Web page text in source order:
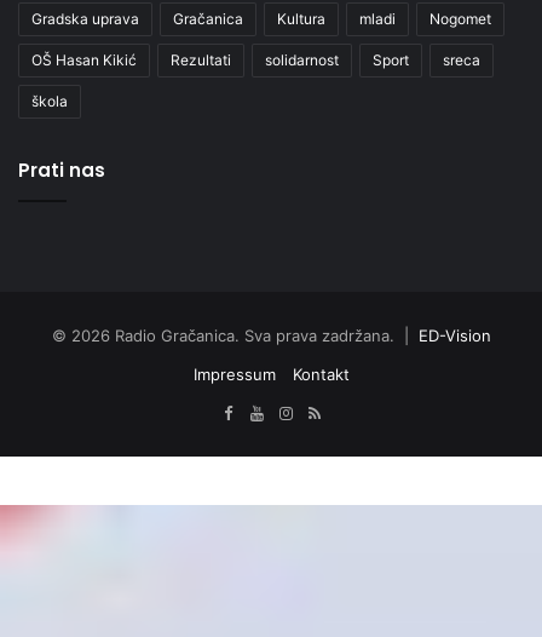
Gradska uprava Gračanica Kultura mladi Nogomet
OŠ Hasan Kikić Rezultati solidarnost Sport sreca
škola
Prati nas
© 2026 Radio Gračanica. Sva prava zadržana. | ED-Vision
Impressum
Kontakt